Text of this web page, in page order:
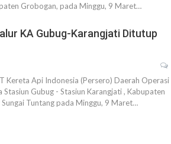
Grobogan, pada Minggu, 9 Maret…
KA Gubug-Karangjati Ditutup
Kereta Api Indonesia (Persero) Daerah Operasi
Gubug - Stasiun Karangjati , Kabupaten
Tuntang pada Minggu, 9 Maret…